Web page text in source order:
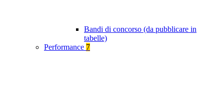
Bandi di concorso (da pubblicare in
tabelle)
Performance 7